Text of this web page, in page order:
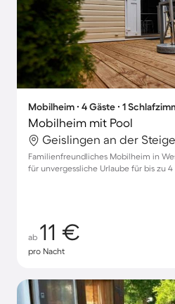
Mobilheim ∙ 4 Gäste ∙ 1
Mobilheim mit Pool
Familienfreundliches Mobilheim in
für unvergessliche Urlaube für bis zu 4
ab 11 €
pro Nacht